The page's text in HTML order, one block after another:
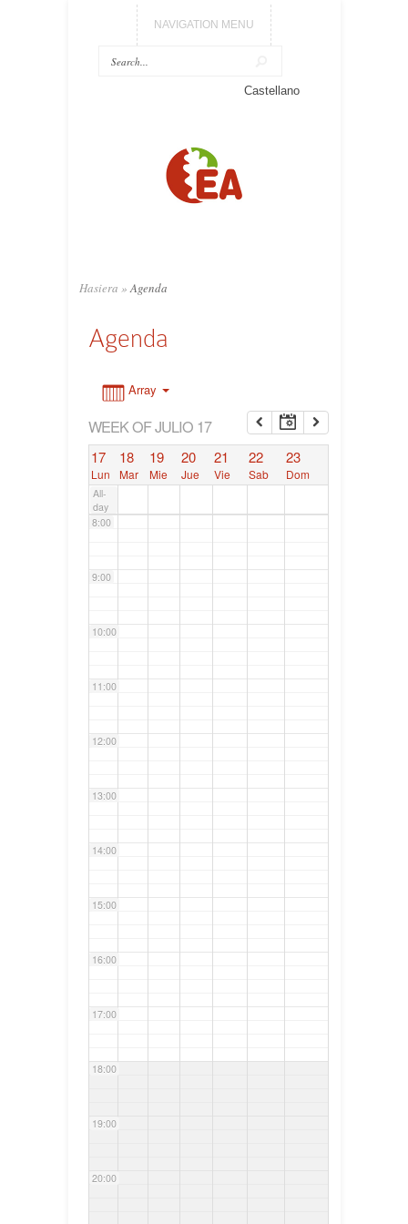
NAVIGATION MENU
Castellano
Hasiera » Agenda
Agenda
Array
WEEK OF JULIO 17
17
Lun
18
Mar
19
Mie
20
Jue
21
Vie
22
Sab
23
Dom
All-
day
7:00
8:00
9:00
10:00
11:00
12:00
13:00
14:00
15:00
16:00
17:00
18:00
19:00
20:00